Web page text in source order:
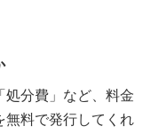
処分費」など、料金
無料で発行してくれ